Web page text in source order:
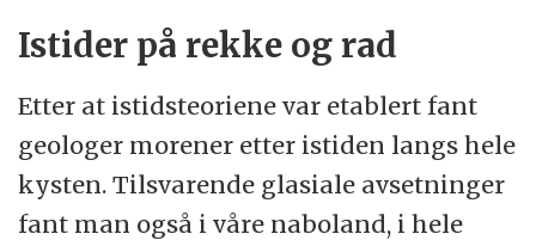
Istider på rekke og rad
Etter at istidsteoriene var etablert fant
geologer morener etter istiden langs hele
kysten. Tilsvarende glasiale avsetninger
fant man også i våre naboland, i hele